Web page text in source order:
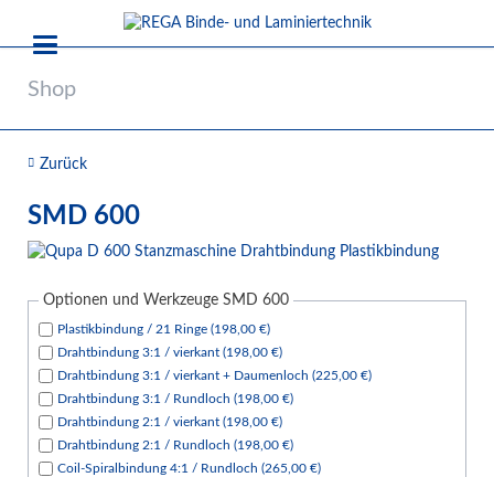
Shop
Zurück
SMD 600
Optionen und Werkzeuge SMD 600
Plastikbindung / 21 Ringe (198,00 €)
Drahtbindung 3:1 / vierkant (198,00 €)
Drahtbindung 3:1 / vierkant + Daumenloch (225,00 €)
Drahtbindung 3:1 / Rundloch (198,00 €)
Drahtbindung 2:1 / vierkant (198,00 €)
Drahtbindung 2:1 / Rundloch (198,00 €)
Coil-Spiralbindung 4:1 / Rundloch (265,00 €)